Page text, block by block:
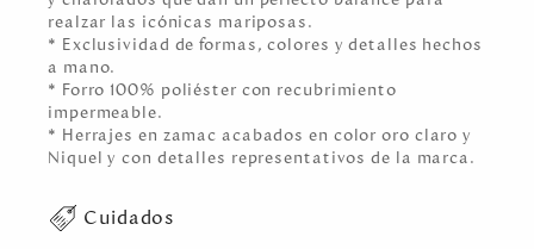
realzar las icónicas mariposas.
* Exclusividad de formas, colores y detalles hechos
a mano.
* Forro 100% poliéster con recubrimiento
impermeable.
* Herrajes en zamac acabados en color oro claro y
Niquel y con detalles representativos de la marca.
Cuidados